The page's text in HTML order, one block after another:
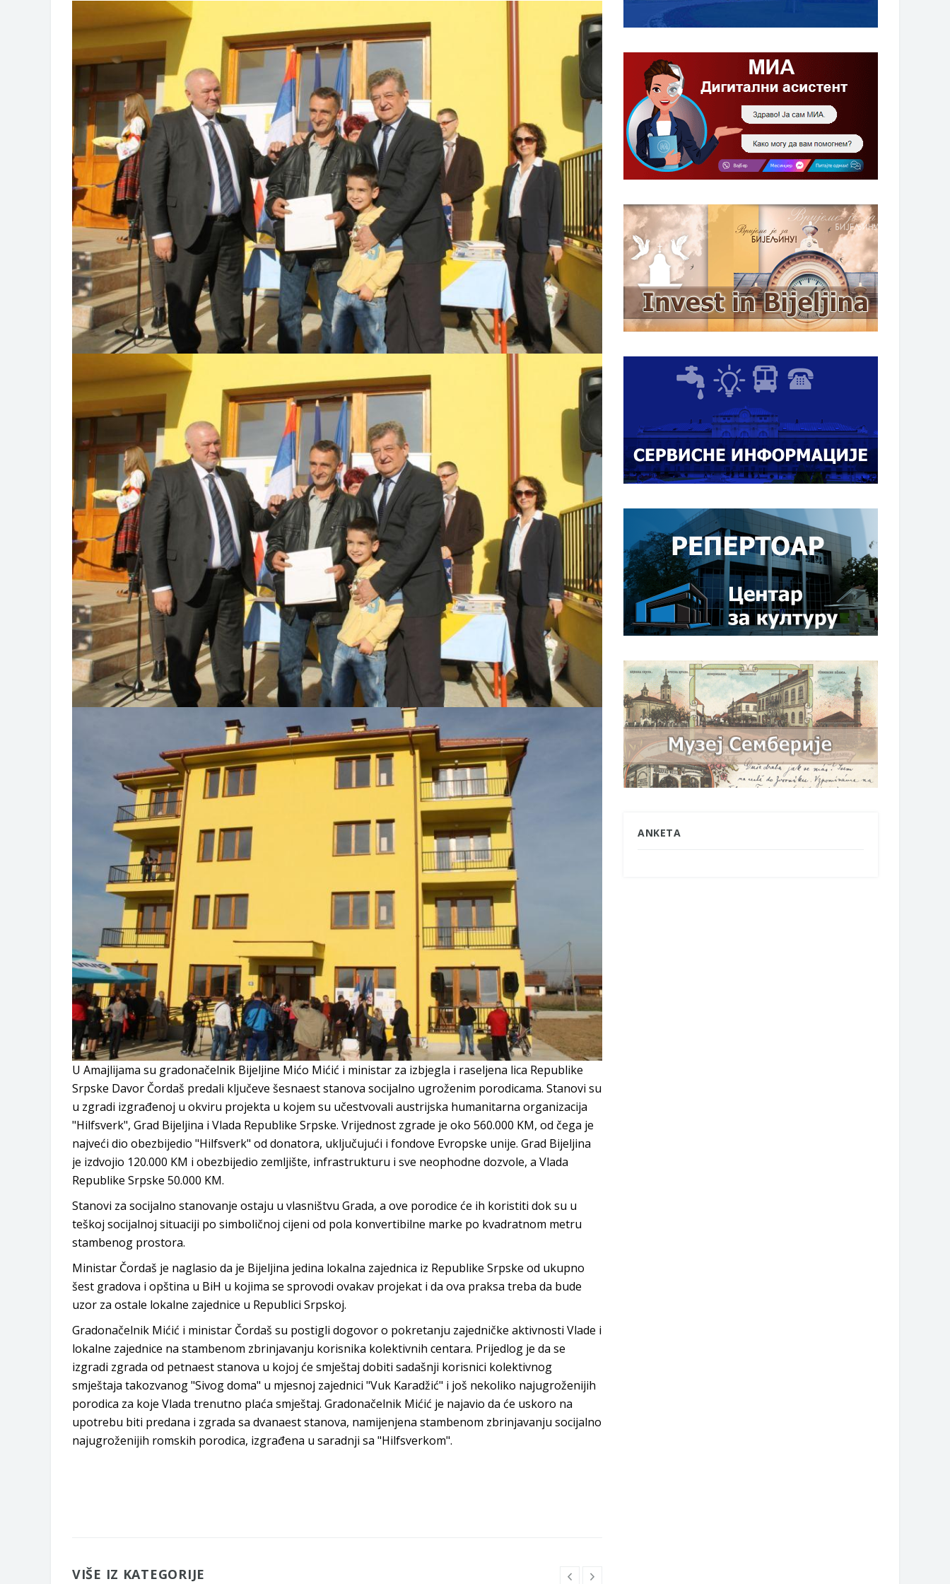
Obavještenje za preduzetnika - Vera Ujić
JAVNI POZIV ZA PRIJAVU NEPROPISNOG ODLAGANjA OTPADA UZ DODJELU FINANSIJSKE NAGRADE
U Amajlijama su gradonačelnik Bijeljine Mićo Mićić i ministar za izbjegla i raseljena lica Republike
Srpske Davor Čordaš predali ključeve šesnaest stanova socijalno ugroženim porodicama. Stanovi su
u zgradi izgrađenoj u okviru projekta u kojem su učestvovali austrijska humanitarna organizacija
"Hilfsverk", Grad Bijeljina i Vlada Republike Srpske. Vrijednost zgrade je oko 560.000 KM, od čega je
najveći dio obezbijedio "Hilfsverk" od donatora, uključujući i fondove Evropske unije. Grad Bijeljina
je izdvojio 120.000 KM i obezbijedio zemljište, infrastrukturu i sve neophodne dozvole, a Vlada
Republike Srpske 50.000 KM.
Stanovi za socijalno stanovanje ostaju u vlasništvu Grada, a ove porodice će ih koristiti dok su u
teškoj socijalnoj situaciji po simboličnoj cijeni od pola konvertibilne marke po kvadratnom metru
stambenog prostora.
Ministar Čordaš je naglasio da je Bijeljina jedina lokalna zajednica iz Republike Srpske od ukupno
šest gradova i opština u BiH u kojima se sprovodi ovakav projekat i da ova praksa treba da bude
uzor za ostale lokalne zajednice u Republici Srpskoj.
Gradonačelnik Mićić i ministar Čordaš su postigli dogovor o pokretanju zajedničke aktivnosti Vlade i
lokalne zajednice na stambenom zbrinjavanju korisnika kolektivnih centara. Prijedlog je da se
izgradi zgrada od petnaest stanova u kojoj će smještaj dobiti sadašnji korisnici kolektivnog
smještaja takozvanog "Sivog doma" u mjesnoj zajednici "Vuk Karadžić" i još nekoliko najugroženijih
porodica za koje Vlada trenutno plaća smještaj. Gradonačelnik Mićić je najavio da će uskoro na
upotrebu biti predana i zgrada sa dvanaest stanova, namijenjena stambenom zbrinjavanju socijalno
najugroženijih romskih porodica, izgrađena u saradnji sa "Hilfsverkom".
VIŠE IZ KATEGORIJE
ANKETA